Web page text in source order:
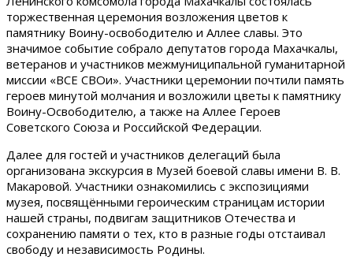
торжественная церемония возложения цветов к
памятнику Воину-освободителю и Аллее славы. Это
значимое событие собрало депутатов города Махачкалы,
ветеранов и участников межмуниципальной гуманитарной
миссии «ВСЕ СВОи». Участники церемонии почтили память
героев минутой молчания и возложили цветы к памятнику
Воину-Освободителю, а также на Аллее Героев
Советского Союза и Российской Федерации.
Далее для гостей и участников делегаций была
организована экскурсия в Музей боевой славы имени В. В.
Макаровой. Участники ознакомились с экспозициями
музея, посвящёнными героическим страницам истории
нашей страны, подвигам защитников Отечества и
сохранению памяти о тех, кто в разные годы отстаивал
свободу и независимость Родины.